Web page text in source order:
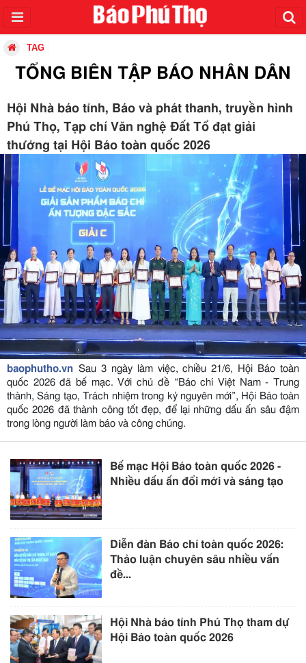
TAG
TỔNG BIÊN TẬP BÁO NHÂN DÂN
Hội Nhà báo tỉnh, Báo và phát thanh, truyền hình
Phú Thọ, Tạp chí Văn nghệ Đất Tổ đạt giải
thưởng tại Hội Báo toàn quốc 2026
baophutho.vn Sau 3 ngày làm việc, chiều 21/6, Hội Báo toàn
quốc 2026 đã bế mạc. Với chủ đề “Báo chí Việt Nam - Trung
thành, Sáng tạo, Trách nhiệm trong kỷ nguyên mới”, Hội Báo toàn
quốc 2026 đã thành công tốt đẹp, để lại những dấu ấn sâu đậm
trong lòng người làm báo và công chúng.
Bế mạc Hội Báo toàn quốc 2026 -
Nhiều dấu ấn đổi mới và sáng tạo
Diễn đàn Báo chí toàn quốc 2026:
Thảo luận chuyên sâu nhiều vấn
đề...
Hội Nhà báo tỉnh Phú Thọ tham dự
Hội Báo toàn quốc 2026